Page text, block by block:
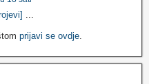
...
prijavi se ovdje.